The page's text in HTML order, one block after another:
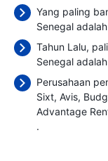
Yang paling
Senegal
Tahun Lalu,
Senegal
Perusahaan
Sixt Avis
Advantage
.